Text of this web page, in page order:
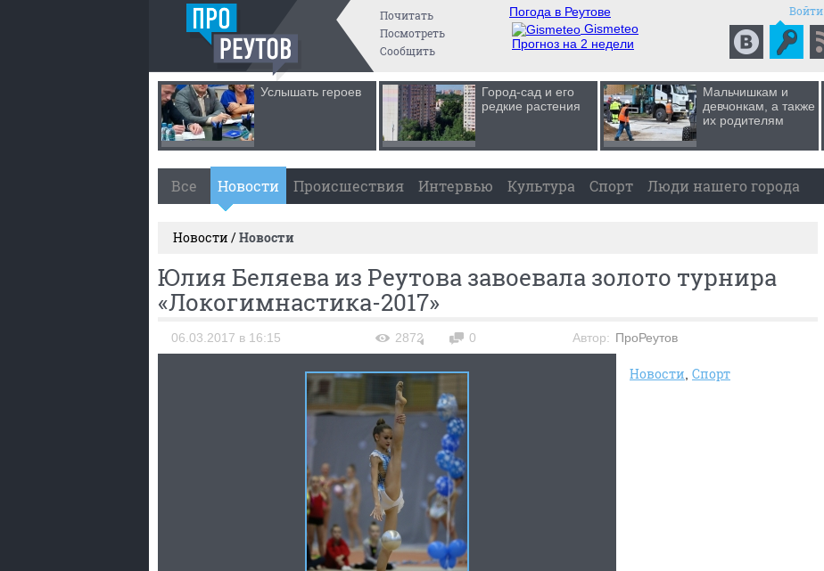
Почитать
Посмотреть
Сообщить
Погода в Реутове
Gismeteo
Прогноз на 2 недели
Войти
Услышать героев
Город-сад и его
редкие растения
Мальчишкам и
девчонкам, а также
их родителям
Все Новости Происшествия Интервью Культура Спорт Люди нашего города
Новости /Новости
Юлия Беляева из Реутова завоевала золото турнира
«Локогимнастика-2017»
06.03.2017 в 16:15 2872 0 Автор: ПроРеутов
Новости Спорт